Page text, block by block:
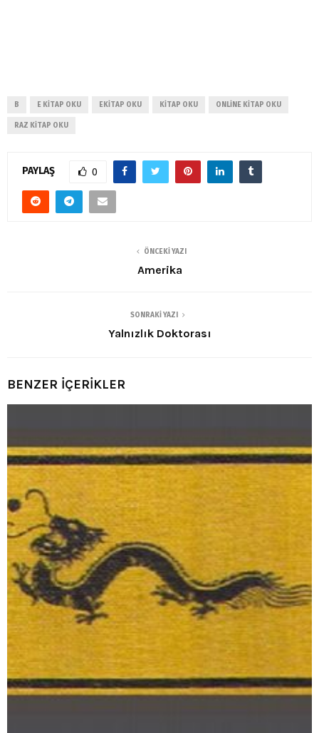
B E KITAP OKU EKITAP OKU KITAP OKU ONLINE KITAP OKU
RAZ KITAP OKU
PAYLAŞ 0
ÖNCEKI YAZI
Amerika
SONRAKI YAZI
Yalnızlık Doktorası
BENZER İÇERİKLER